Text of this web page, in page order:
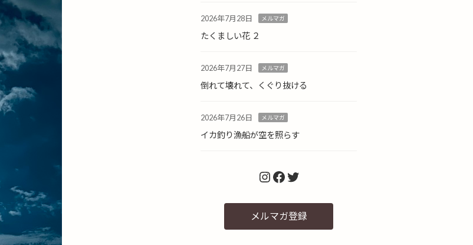
2026年7月28日 メルマガ
たくましい花 ２
2026年7月27日 メルマガ
倒れて壊れて、くぐり抜ける
2026年7月26日 メルマガ
イカ釣り漁船が空を照らす
Instagram
Facebook
Twitter
メルマガ登録